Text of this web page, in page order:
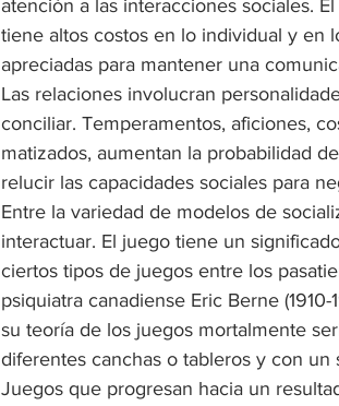
atención a las interacciones sociales.
tiene altos costos en lo individual y en
apreciadas para mantener una
Las relaciones involucran
conciliar. Temperamentos, aficiones,
matizados, aumentan la probabilidad
relucir las capacidades sociales para
Entre la variedad de modelos de
interactuar. El juego tiene un
ciertos tipos de juegos entre los
psiquiatra canadiense Eric Berne
su teoría de los juegos mortalmente
diferentes canchas o tableros y con un
Juegos que progresan hacia un